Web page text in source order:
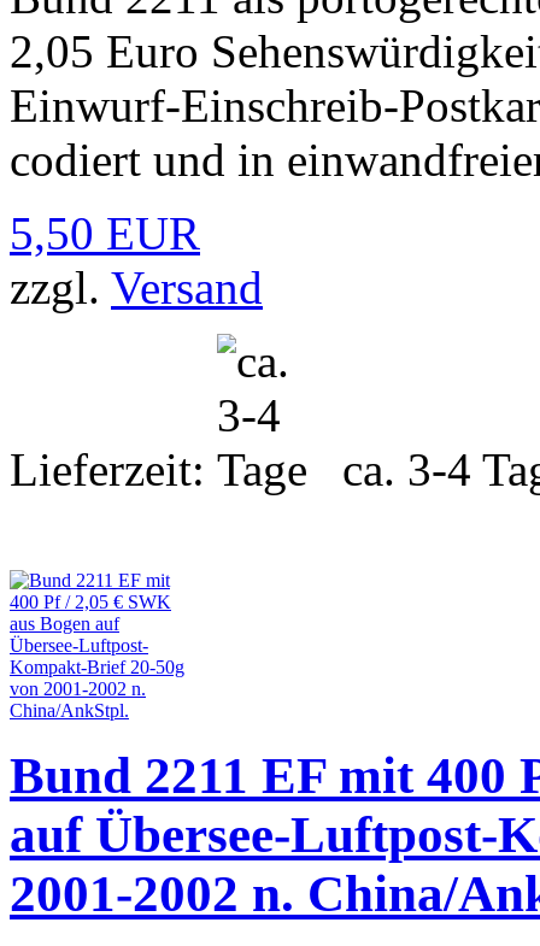
2,05 Euro
Einwurf-Einschreib-
codiert und in
5,50 EUR
zzgl. Versand
Lieferzeit: ca. 3-4
Bund 2211 EF mit 400
auf Übersee-Luftpost-
2001-2002 n. China/